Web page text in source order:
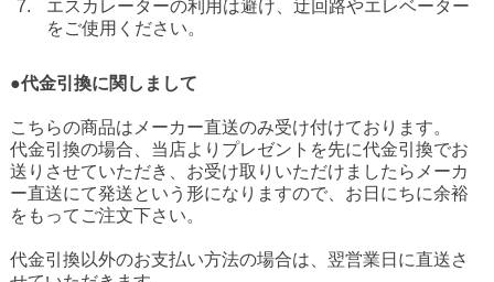
エスカレーターの利用は避け、迂回路やエレベーター
をご使用ください。
●代金引換に関しまして
こちらの商品はメーカー直送のみ受け付けております。
代金引換の場合、当店よりプレゼントを先に代金引換でお
送りさせていただき、お受け取りいただけましたらメーカ
ー直送にて発送という形になりますので、お日にちに余裕
をもってご注文下さい。
代金引換以外のお支払い方法の場合は、翌営業日に直送さ